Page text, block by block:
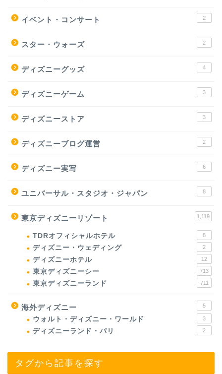
イベント・コンサート 2
スター・ウォーズ 2
ディズニーグッズ 4
ディズニーゲーム 3
ディズニーストア 3
ディズニーブログ運営 2
ディズニー実写 6
ユニバーサル・スタジオ・ジャパン 8
東京ディズニーリゾート 1,119
TDRオフィシャルホテル 8
ディズニー・ウェディング 2
ディズニーホテル 12
東京ディズニーシー 713
東京ディズニーランド 711
海外ディズニー 5
ウォルト・ディズニー・ワールド 3
ディズニーランド・パリ 2
タグから記事を探す